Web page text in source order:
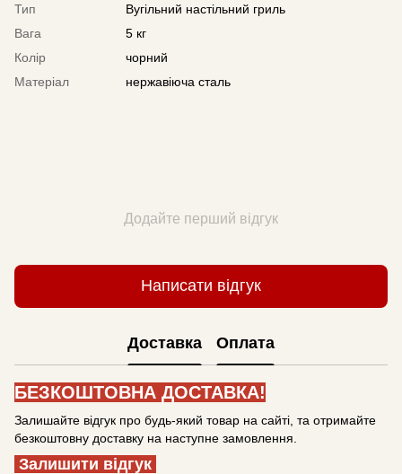
Тип
Вугільний настільний гриль
Вага
5 кг
Колір
чорний
Матеріал
нержавіюча сталь
Додайте перший відгук
Написати відгук
Доставка Оплата
БЕЗКОШТОВНА ДОСТАВКА!
Залишайте відгук про будь-який товар на сайті, та отримайте
безкоштовну доставку на наступне замовлення.
Залишити відгук